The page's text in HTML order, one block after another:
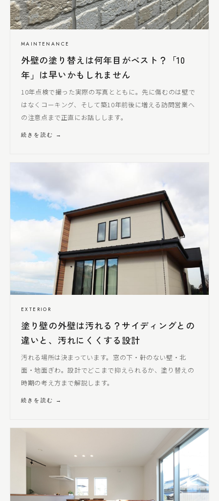
MAINTENANCE
外壁の塗り替えは何年目がベスト？「10
年」は早いかもしれません
10年点検で撮った実際の写真とともに。先に傷むのは壁で
はなくコーキング、そして築10年前後に増える訪問営業へ
の注意点まで正直にお話しします。
続きを読む →
EXTERIOR
塗り壁の外壁は汚れる？サイディングとの
違いと、汚れにくく する設計
汚れる場所は決まっています。窓の下・軒のない壁・北
面・地面ぎわ。設計でどこまで抑えられるか、塗り替えの
時期の考え方まで解説します。
続きを読む →